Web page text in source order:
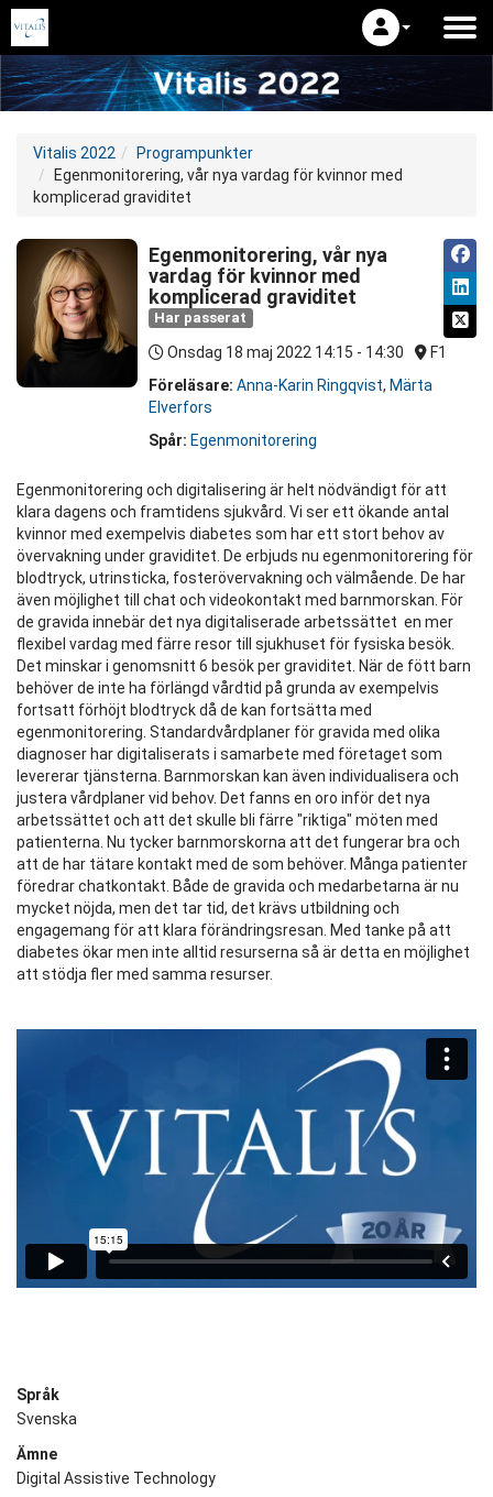
Vitalis 2022
Programpunkter
Egenmonitorering, vår nya vardag för kvinnor med
komplicerad graviditet
Egenmonitorering, vår nya
vardag för kvinnor med
komplicerad graviditet
Har passerat
Onsdag 18 maj 2022 14:15 - 14:30
F1
Föreläsare: Anna-Karin Ringqvist, Märta
Elverfors
Spår: Egenmonitorering
Egenmonitorering och digitalisering är helt nödvändigt för att
klara dagens och framtidens sjukvård. Vi ser ett ökande antal
kvinnor med exempelvis diabetes som har ett stort behov av
övervakning under graviditet. De erbjuds nu egenmonitorering för
blodtryck, utrinsticka, fosterövervakning och välmående. De har
även möjlighet till chat och videokontakt med barnmorskan. För
de gravida innebär det nya digitaliserade arbetssättet en mer
flexibel vardag med färre resor till sjukhuset för fysiska besök.
Det minskar i genomsnitt 6 besök per graviditet. När de fött barn
behöver de inte ha förlängd vårdtid på grunda av exempelvis
fortsatt förhöjt blodtryck då de kan fortsätta med
egenmonitorering. Standardvårdplaner för gravida med olika
diagnoser har digitaliserats i samarbete med företaget som
levererar tjänsterna. Barnmorskan kan även individualisera och
justera vårdplaner vid behov. Det fanns en oro inför det nya
arbetssättet och att det skulle bli färre "riktiga" möten med
patienterna. Nu tycker barnmorskorna att det fungerar bra och
att de har tätare kontakt med de som behöver. Många patienter
föredrar chatkontakt. Både de gravida och medarbetarna är nu
mycket nöjda, men det tar tid, det krävs utbildning och
engagemang för att klara förändringsresan. Med tanke på att
diabetes ökar men inte alltid resurserna så är detta en möjlighet
att stödja fler med samma resurser.
Språk
Svenska
Ämne
Digital Assistive Technology